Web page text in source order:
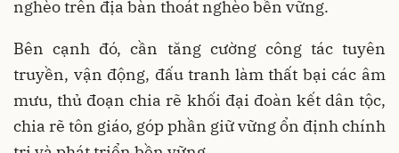
nghèo trên địa bàn thoát nghèo bền vững.
Bên cạnh đó, cần tăng cường công tác tuyên
truyền, vận động, đấu tranh làm thất bại các âm
mưu, thủ đoạn chia rẽ khối đại đoàn kết dân tộc,
chia rẽ tôn giáo, góp phần giữ vững ổn định chính